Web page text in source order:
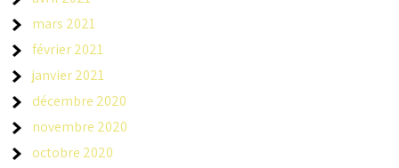
mars 2021
février 2021
janvier 2021
décembre 2020
novembre 2020
octobre 2020